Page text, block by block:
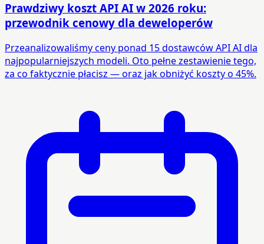
Prawdziwy koszt API AI w 2026 roku:
przewodnik cenowy dla deweloperów
Przeanalizowaliśmy ceny ponad 15 dostawców API AI dla
najpopularniejszych modeli. Oto pełne zestawienie tego,
za co faktycznie płacisz — oraz jak obniżyć koszty o 45%.